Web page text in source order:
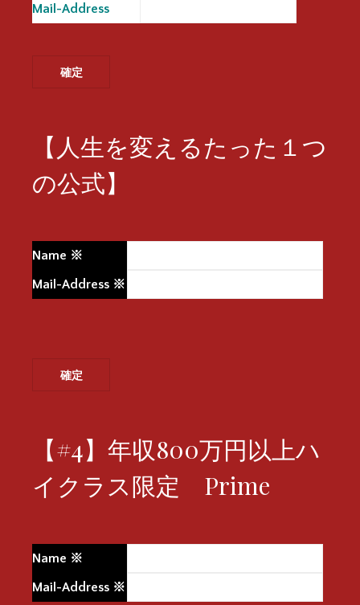
Mail-Address
【人生を変えるたった１つ
の公式】
Name ※
Mail-Address ※
【#4】年収800万円以上ハ
イクラス限定 Prime
Name ※
Mail-Address ※